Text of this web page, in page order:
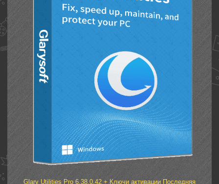
Glary Utilities Pro 6.38.0.42 + Ключи активации Последняя